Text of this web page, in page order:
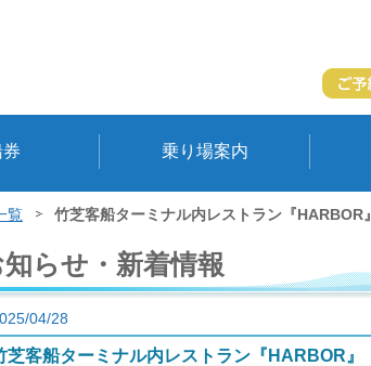
乗り場案内
覧 竹芝客船ターミナル内レストラン『HARBOR』
知らせ・新着情報
04/28
芝客船ターミナル内レストラン『HARBOR』